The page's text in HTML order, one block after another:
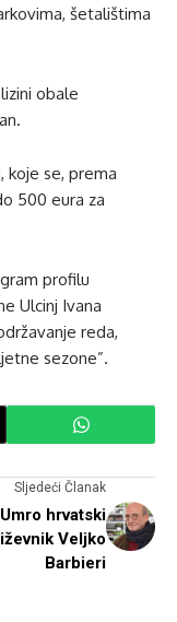
šetalištima
obale
koje se, prema
500 eura za
profilu
Ulcinj Ivana
reda,
sezone”.
Sljedeći Članak
Umro hrvatski
Veljko
Barbieri